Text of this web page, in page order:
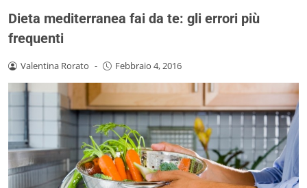
Dieta mediterranea fai da te: gli errori più
frequenti
Valentina Rorato - Febbraio 4, 2016